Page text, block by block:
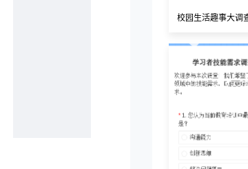
校园生活趣事大调